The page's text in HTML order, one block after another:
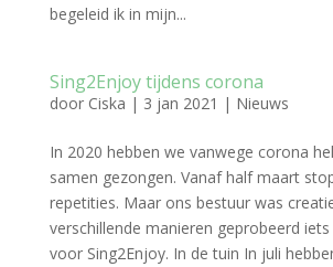
begeleid ik in mijn...
Sing2Enjoy tijdens corona
door Ciska | 3 jan 2021 | Nieuws
In 2020 hebben we vanwege corona
samen gezongen. Vanaf half maart
repetities. Maar ons bestuur was
verschillende manieren geprobeerd
voor Sing2Enjoy. In de tuin In juli